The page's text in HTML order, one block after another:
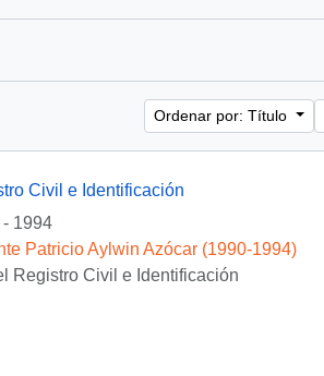
Ordenar por: Título
Civil e Identificación
1994
Patricio Aylwin Azócar (1990-1994)
Registro Civil e Identificación